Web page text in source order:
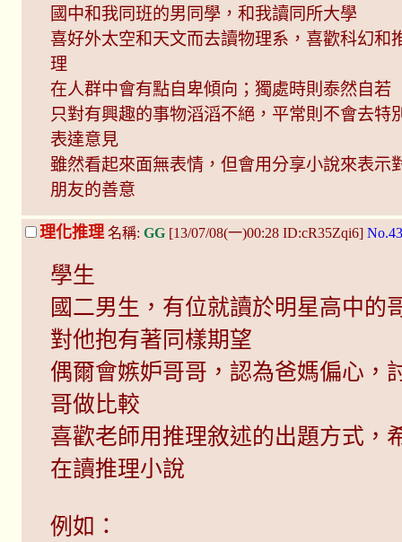
國中和我同班的男同學，和我讀同所大學
喜好外太空和天文而去讀物理系，喜歡科幻和
理
在人群中會有點自卑傾向；獨處時則泰然自若
只對有興趣的事物滔滔不絕，平常則不會去特
表達意見
雖然看起來面無表情，但會用分享小說來表示
朋友的善意
理化推理 名稱: GG [13/07/08(一)00:28 ID:cR35Zqi6]
學生
國二男生，有位就讀於明星高中的
對他抱有著同樣期望
偶爾會嫉妒哥哥，認為爸媽偏心，
哥做比較
喜歡老師用推理敘述的出題方式，
在讀推理小說
例如：